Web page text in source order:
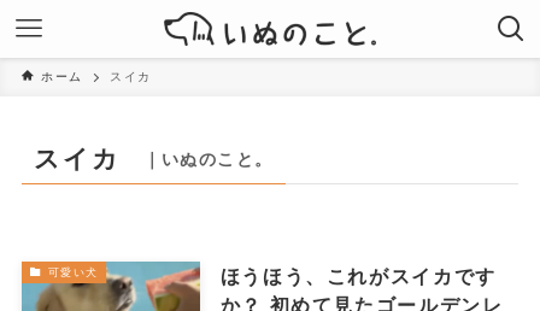
ホーム スイカ
スイカ ｜いぬのこと。
可愛い犬
ほうほう、これがスイカです
か？ 初めて見たゴールデンレ